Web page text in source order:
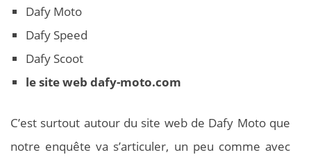
Dafy Moto
Dafy Speed
Dafy Scoot
le site web dafy-moto.com
C’est surtout autour du site web de Dafy Moto que
notre enquête va s’articuler, un peu comme avec